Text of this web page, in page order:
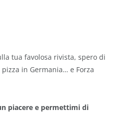
tua favolosa rivista, spero di
in Germania… e Forza
piacere e permettimi di